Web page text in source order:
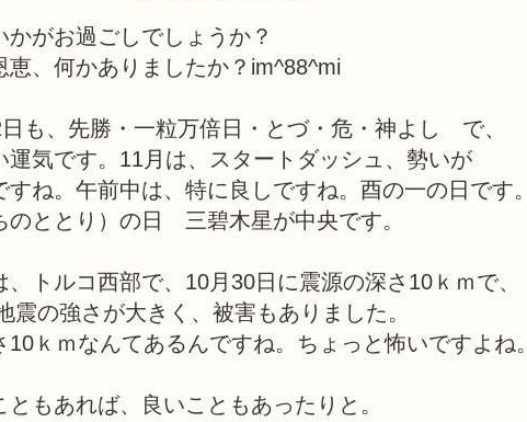
かがお過ごしでしょうか？
恵、何かありましたか？im^88^mi
も、先勝・一粒万倍日・とづ・危・神よし で、
運気です。11月は、スタートダッシュ、勢いが
すね。午前中は、特に良しですね。酉の一の日です。
のととり）の日 三碧木星が中央です。
、トルコ西部で、10月30日に震源の深さ10ｋｍで、
震の強さが大きく、被害もありました。
10ｋｍなんてあるんですね。ちょっと怖いですよね。
ともあれば、良いこともあったりと。